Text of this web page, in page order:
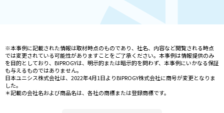
※本事例に記載された情報は取材時点のものであり、社名、内容など閲覧される時点
では変更されている可能性がありますことをご了承ください。本事例は情報提供のみ
を目的としており、BIPROGYは、明示的または暗示的を問わず、本事例にいかなる保証
も与えるものではありません。
日本ユニシス株式会社は、2022年4月1日よりBIPROGY株式会社に商号が変更となりま
した。
＊記載の会社名および商品名は、各社の商標または登録商標です。